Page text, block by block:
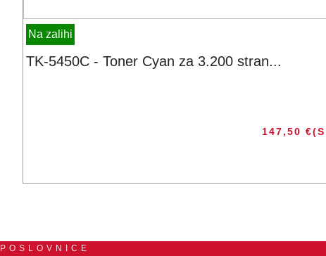
Na zalihi
TK-5450C - Toner Cyan za 3.200 stran...
147,50 €
POSLOVNICE